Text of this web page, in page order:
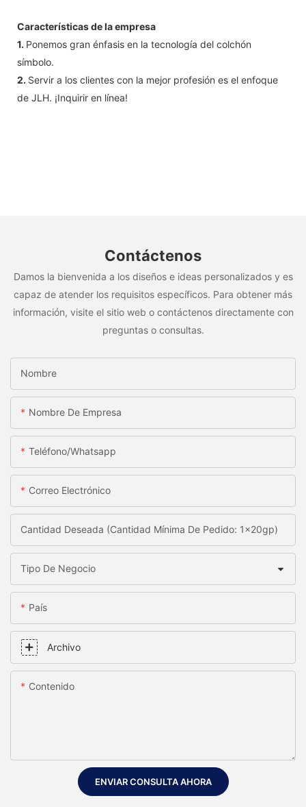
Características de la empresa
1. Ponemos gran énfasis en la tecnología del colchón
símbolo.
2. Servir a los clientes con la mejor profesión es el enfoque
de JLH. ¡Inquirir en línea!
Contáctenos
Damos la bienvenida a los diseños e ideas personalizados y es
capaz de atender los requisitos específicos. Para obtener más
información, visite el sitio web o contáctenos directamente con
preguntas o consultas.
Nombre
Nombre De Empresa
Teléfono/whatsapp
Correo Electrónico
Cantidad Deseada (Cantidad Mínima De Pedido: 1x20gp)
Tipo De Negocio
País
Archivo
Contenido
ENVIAR CONSULTA AHORA